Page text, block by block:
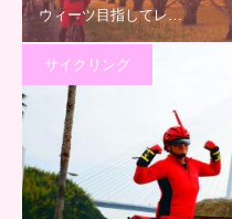
ウィーツ目指してレ…
サイクリング